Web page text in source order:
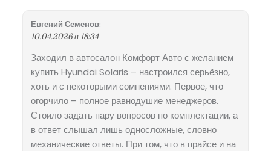
Евгений Семенов:
10.04.2026 в 18:34
Заходил в автосалон Комфорт Авто с желанием
купить Hyundai Solaris – настроился серьёзно,
хоть и с некоторыми сомнениями. Первое, что
огорчило – полное равнодушие менеджеров.
Стоило задать пару вопросов по комплектации, а
в ответ слышал лишь односложные, словно
механические ответы. При том, что в прайсе и на